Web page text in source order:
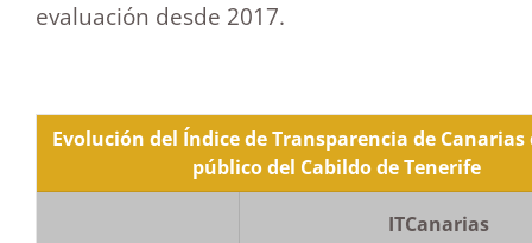
evaluación desde 2017.
Evolución del Índice de Transparencia de Canarias
público del Cabildo de Tenerife
ITCanarias